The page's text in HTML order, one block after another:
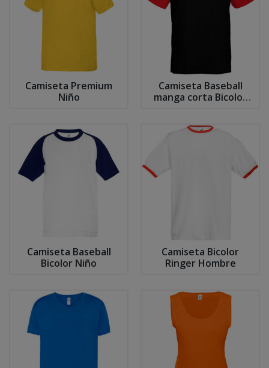
Camiseta Premium
Niño
Camiseta Baseball
manga corta Bicolor
Camiseta Baseball
Bicolor Niño
Camiseta Bicolor
Ringer Hombre